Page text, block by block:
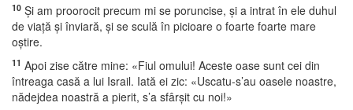
10 Şi am proorocit precum mi se poruncise, şi a intrat în ele duhul
de viaţă şi înviară, şi se sculă în picioare o foarte foarte mare
oştire.
11 Apoi zise către mine: «Fiul omului! Aceste oase sunt cei din
întreaga casă a lui Israil. Iată ei zic: «Uscatu-s’au oasele noastre,
nădejdea noastră a pierit, s’a sfârşit cu noi!»